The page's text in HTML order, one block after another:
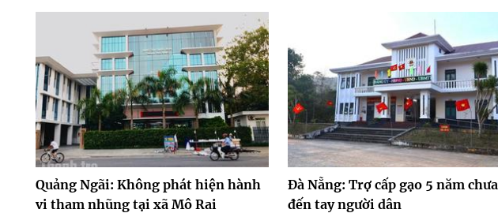
Quảng Ngãi: Không phát hiện hành
vi tham nhũng tại xã Mô Rai
Đà Nẵng: Trợ cấp gạo 5 năm chưa
đến tay người dân